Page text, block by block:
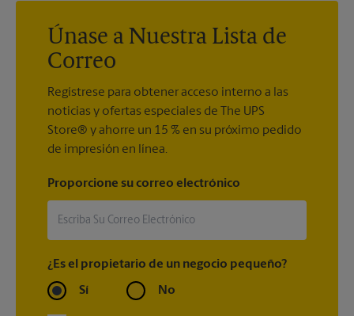
Únase a Nuestra Lista de
Correo
Regístrese para obtener acceso interno a las
noticias y ofertas especiales de The UPS
Store® y ahorre un 15 % en su próximo pedido
de impresión en línea.
Proporcione su correo electrónico
¿Es el propietario de un negocio pequeño?
Sí No